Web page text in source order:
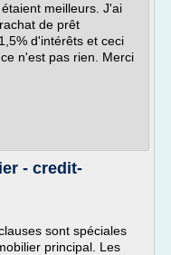
meilleurs. J'ai
de prêt
d'intérêts et ceci
n'est pas rien. Merci
- credit-
sont spéciales
principal. Les